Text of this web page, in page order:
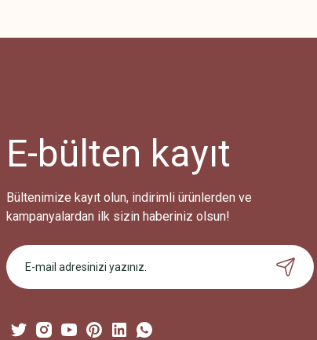
Bu ürüne benzer farklı alternatifler olmalı.
E-bülten kayıt
Bültenimize kayıt olun, indirimli ürünlerden ve
kampanyalardan ilk sizin haberiniz olsun!